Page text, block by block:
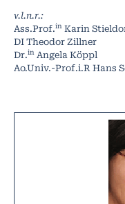
v.l.n.r.:
Ass.Prof.in Karin
DI Theodor Zillner
Dr.in Angela Köppl
Ao.Univ.-Prof.i.R Hans